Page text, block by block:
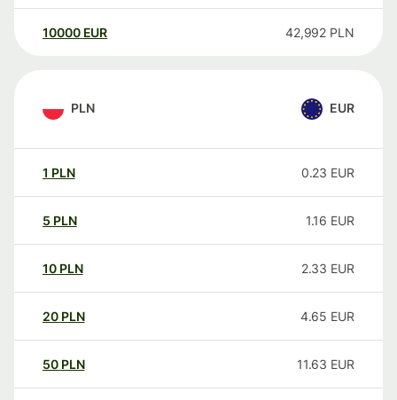
10000 EUR 42,992 PLN
PLN EUR
1 PLN 0.23 EUR
5 PLN 1.16 EUR
10 PLN 2.33 EUR
20 PLN 4.65 EUR
50 PLN 11.63 EUR